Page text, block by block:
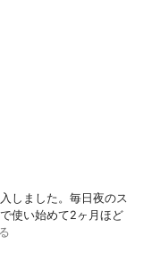
しました。毎日夜のス
使い始めて2ヶ月ほど